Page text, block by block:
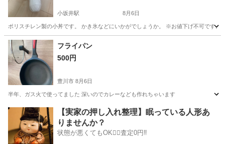
小坂井駅 8月6日
ポリスチレン製の小丼です。 かき氷などにいかがでしょうか。 ※お値下げ不可です
愛知 豊川市 小坂井駅
フライパン
500円
豊川市 8月6日
半年、ガス火で使ってました 深いのでカレーなども作れちゃいます
愛知 豊川市 調理器具
【実家の押し入れ整理】眠っている人形あ
りませんか？
状態が悪くてもOK🙆‍♀️査定0円‼️